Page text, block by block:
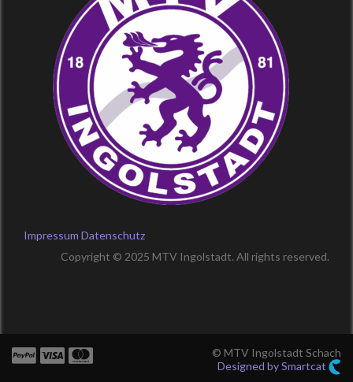
Impressum Datenschutz
Copyright © 2025 MTV Ingolstadt. All rights reserved.
© MTV Ingolstadt Schach
Designed by Smartcat